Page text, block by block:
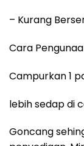
– Kurang
Cara
Campurkan 1
lebih sedap di
Goncang